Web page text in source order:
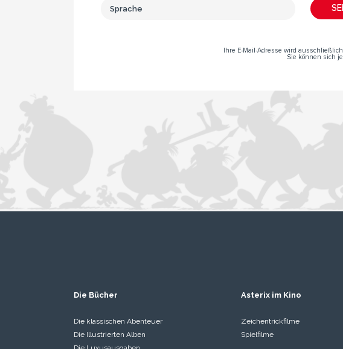
Ihre E-Mail-Adresse wird
Sie können sich
Die Bücher
Die klassischen Abenteuer
Die Illustrierten Alben
Asterix im Kino
Zeichentrickfilme
Spielfilme